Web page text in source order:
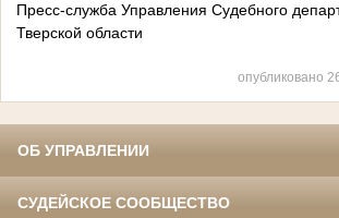
Пресс-служба Управления Судебного
Тверской области
опубликовано
ОБ УПРАВЛЕНИИ
СУДЕЙСКОЕ СООБЩЕСТВО